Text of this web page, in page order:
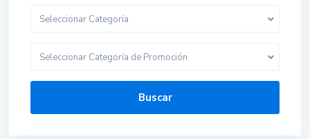
Seleccionar Categoría
Seleccionar Categoría de Promoción
Buscar